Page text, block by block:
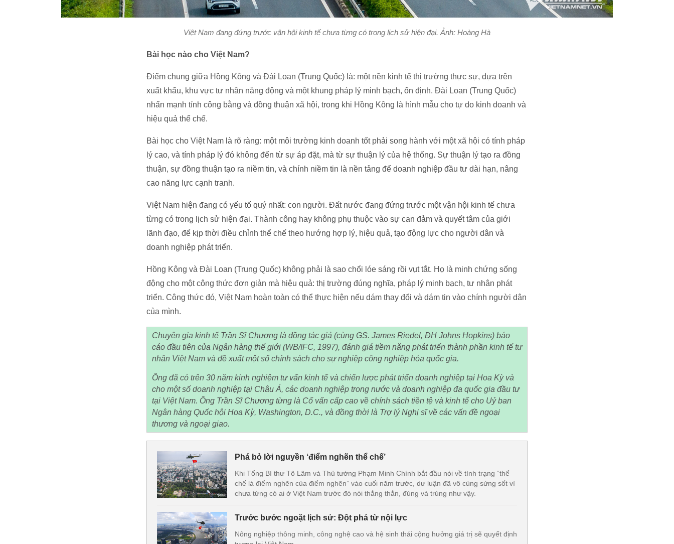
Việt Nam đang đứng trước vận hội kinh tế chưa từng có trong lịch sử hiện đại. Ảnh: Hoàng Hà
Bài học nào cho Việt Nam?
Điểm chung giữa Hồng Kông và Đài Loan (Trung Quốc) là: một nền kinh tế thị trường thực sự, dựa trên
xuất khẩu, khu vực tư nhân năng động và một khung pháp lý minh bạch, ổn định. Đài Loan (Trung Quốc)
nhấn mạnh tính công bằng và đồng thuận xã hội, trong khi Hồng Kông là hình mẫu cho tự do kinh doanh và
hiệu quả thể chế.
Bài học cho Việt Nam là rõ ràng: một môi trường kinh doanh tốt phải song hành với một xã hội có tính pháp
lý cao, và tính pháp lý đó không đến từ sự áp đặt, mà từ sự thuận lý của hệ thống. Sự thuận lý tạo ra đồng
thuận, sự đồng thuận tạo ra niềm tin, và chính niềm tin là nền tảng để doanh nghiệp đầu tư dài hạn, nâng
cao năng lực cạnh tranh.
Việt Nam hiện đang có yếu tố quý nhất: con người. Đất nước đang đứng trước một vận hội kinh tế chưa
từng có trong lịch sử hiện đại. Thành công hay không phụ thuộc vào sự can đảm và quyết tâm của giới
lãnh đạo, để kịp thời điều chỉnh thể chế theo hướng hợp lý, hiệu quả, tạo động lực cho người dân và
doanh nghiệp phát triển.
Hồng Kông và Đài Loan (Trung Quốc) không phải là sao chổi lóe sáng rồi vụt tắt. Họ là minh chứng sống
động cho một công thức đơn giản mà hiệu quả: thị trường đúng nghĩa, pháp lý minh bạch, tư nhân phát
triển. Công thức đó, Việt Nam hoàn toàn có thể thực hiện nếu dám thay đổi và dám tin vào chính người dân
của mình.
Chuyên gia kinh tế Trần Sĩ Chương là đồng tác giả (cùng GS. James Riedel, ĐH Johns Hopkins) báo
cáo đầu tiên của Ngân hàng thế giới (WB/IFC, 1997), đánh giá tiềm năng phát triển thành phần kinh tế tư
nhân Việt Nam và đề xuất một số chính sách cho sự nghiệp công nghiệp hóa quốc gia.
Ông đã có trên 30 năm kinh nghiệm tư vấn kinh tế và chiến lược phát triển doanh nghiệp tại Hoa Kỳ và
cho một số doanh nghiệp tại Châu Á, các doanh nghiệp trong nước và doanh nghiệp đa quốc gia đầu tư
tại Việt Nam. Ông Trần Sĩ Chương từng là Cố vấn cấp cao về chính sách tiền tệ và kinh tế cho Uỷ ban
Ngân hàng Quốc hội Hoa Kỳ, Washington, D.C., và đồng thời là Trợ lý Nghị sĩ về các vấn đề ngoại
thương và ngoại giao.
Phá bỏ lời nguyền ‘điểm nghẽn thể chế’
Khi Tổng Bí thư Tô Lâm và Thủ tướng Phạm Minh Chính bắt đầu nói về tình trạng “thể
chế là điểm nghẽn của điểm nghẽn” vào cuối năm trước, dư luận đã vô cùng sửng sốt vì
chưa từng có ai ở Việt Nam trước đó nói thẳng thắn, đúng và trúng như vậy.
Trước bước ngoặt lịch sử: Đột phá từ nội lực
Nông nghiệp thông minh, công nghệ cao và hệ sinh thái cộng hưởng giá trị sẽ quyết định